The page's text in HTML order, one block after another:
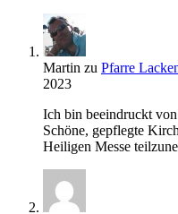
Martin zu Pfarre
2023
Ich bin beeindruckt
Schöne, gepflegte
Heiligen Messe